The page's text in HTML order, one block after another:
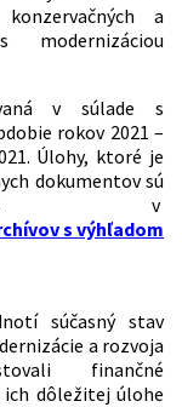
a
v súlade s
rokov 2021 –
Úlohy, ktoré je
dokumentov sú
v
s výhľadom
súčasný stav
a rozvoja
finančné
dôležitej úlohe